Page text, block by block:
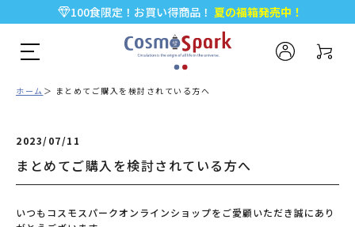
100食限定！お買い得商品！ 夏の福箱発売中！
5,000円以上のお買い物で全国一律送料無料♪
新規会員登録で今すぐ使える500ポイント プレゼント！
ホーム まとめてご購入を検討されている方へ
2023/07/11
まとめてご購入を検討されている方へ
いつもコスモスパークオンラインショップをご愛顧いただき誠にあり